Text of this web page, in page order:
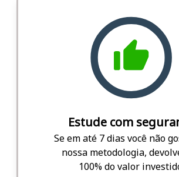
Estude com
Se em até 7 dias você não
nossa metodologia,
100% do valor